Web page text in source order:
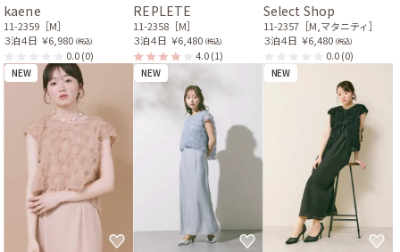
kaene
11-2359［M］
３泊４日 ￥6,980 (税込)
0.0(0)
REPLETE
11-2358［M］
３泊４日 ￥6,480 (税込)
4.0(1)
Select Shop
11-2357［M,マタニティ］
３泊４日 ￥6,480 (税込)
0.0(0)
NEW NEW NEW